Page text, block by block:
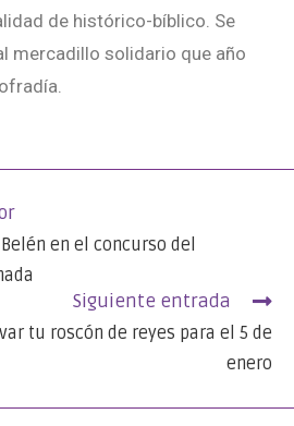
de histórico-bíblico. Se
mercadillo solidario que año
en el concurso del
Siguiente entrada
tu roscón de reyes para el 5 de
enero